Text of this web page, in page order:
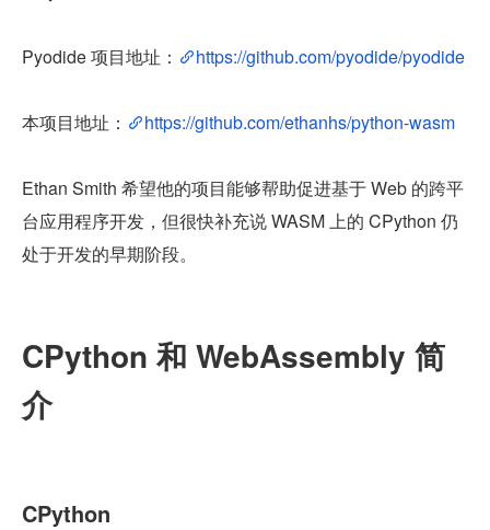
Pyodide 项目地址： https://github.com/pyodide/pyodide
本项目地址： https://github.com/ethanhs/python-wasm
Ethan Smith 希望他的项目能够帮助促进基于 Web 的跨平
台应用程序开发，但很快补充说 WASM 上的 CPython 仍
处于开发的早期阶段。
CPython 和 WebAssembly 简
介
CPython